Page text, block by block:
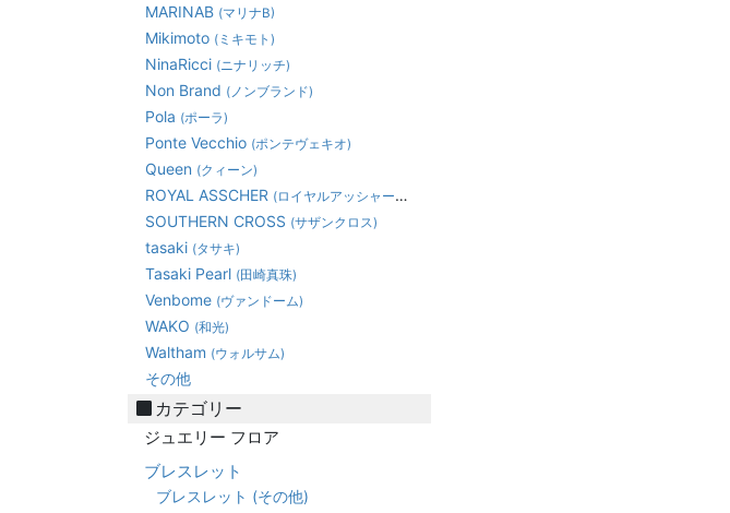
MARINAB (マリナB)
Mikimoto (ミキモト)
NinaRicci (ニナリッチ)
Non Brand (ノンブランド)
Pola (ポーラ)
Ponte Vecchio (ポンテヴェキオ)
Queen (クィーン)
ROYAL ASSCHER (ロイヤルアッシャーダイヤモンド)
SOUTHERN CROSS (サザンクロス)
tasaki (タサキ)
Tasaki Pearl (田崎真珠)
Venbome (ヴァンドーム)
WAKO (和光)
Waltham (ウォルサム)
その他
カテゴリー
ジュエリー フロア
ブレスレット
ブレスレット (その他)